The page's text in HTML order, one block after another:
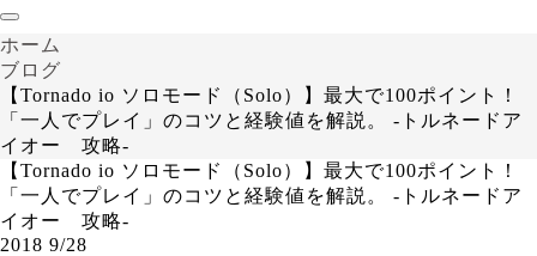
ホーム
ブログ
【Tornado io ソロモード（Solo）】最大で100ポイント！
「一人でプレイ」のコツと経験値を解説。 -トルネードア
イオー 攻略-
【Tornado io ソロモード（Solo）】最大で100ポイント！
「一人でプレイ」のコツと経験値を解説。 -トルネードア
イオー 攻略-
2018 9/28